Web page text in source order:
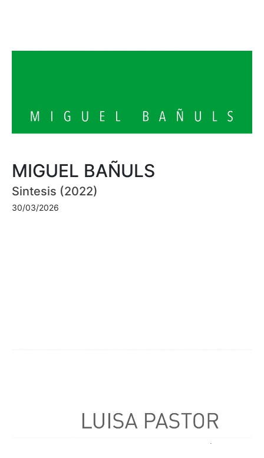
MIGUEL BAÑULS
Sintesis (2022)
30/03/2026